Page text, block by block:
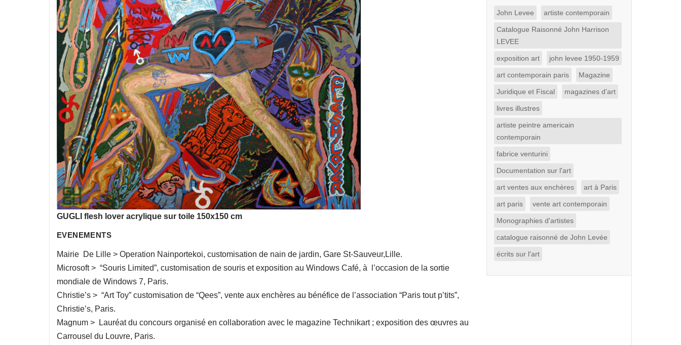
GUGLI flesh lover acrylique sur toile 150x150 cm
EVENEMENTS
Mairie De Lille > Operation Nainportekoi, customisation de nain de jardin, Gare St-Sauveur,Lille.
Microsoft > “Souris Limited”, customisation de souris et exposition au Windows Café, à l’occasion de la sortie
mondiale de Windows 7, Paris.
Christie’s > “Art Toy” customisation de “Qees”, vente aux enchères au bénéfice de l’association “Paris tout p’tits”,
Christie’s, Paris.
Magnum > Lauréat du concours organisé en collaboration avec le magazine Technikart ; exposition des œuvres au
Carrousel du Louvre, Paris.
John Levee artiste contemporain
Catalogue Raisonné John Harrison
LEVEE
exposition art john levee 1950-1959
art contemporain paris Magazine
Juridique et Fiscal magazines d'art
livres illustres
artiste peintre americain
contemporain
fabrice venturini
Documentation sur l'art
art ventes aux enchères art à Paris
art paris vente art contemporain
Monographies d'artistes
catalogue raisonné de John Levée
écrits sur l'art